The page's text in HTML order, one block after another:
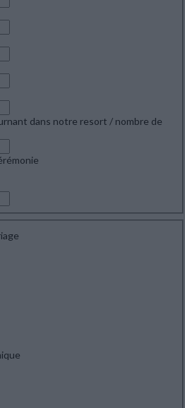
dans notre resort / nombre de